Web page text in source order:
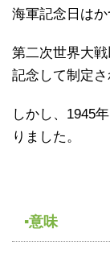
海軍記念日はか
第二次世界大
記念して制定さ
しかし、1945
りました。
▪意味